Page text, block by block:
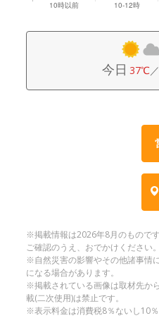
今日 37℃／
※掲載情報は2026年8月のもので
ご確認のうえ、おでかけください。
※自然災害の影響やその他諸事情
になる場合があります。
※掲載されている画像は取材先か
載(二次使用)は禁止です。
※表示料金は消費税8％ないし10％